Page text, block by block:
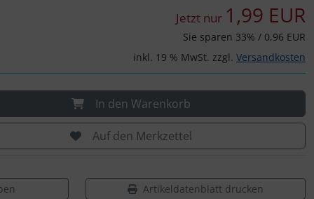
Jetzt nur 1,99 EUR
Sie sparen 33% / 0,96 EUR
inkl. 19 % MwSt. zzgl. Versandkosten
In den Warenkorb
Auf den Merkzettel
Artikeldatenblatt drucken